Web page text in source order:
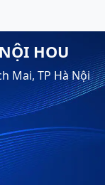
HOU
Mai, TP Hà Nội